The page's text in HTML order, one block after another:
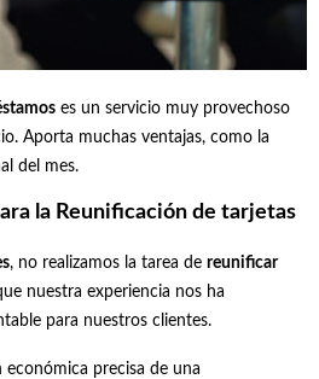
es un servicio muy provechoso
Aporta muchas ventajas, como la
del mes.
la Reunificación de tarjetas
, no realizamos la tarea de reunificar
nuestra experiencia nos ha
para nuestros clientes.
precisa de una